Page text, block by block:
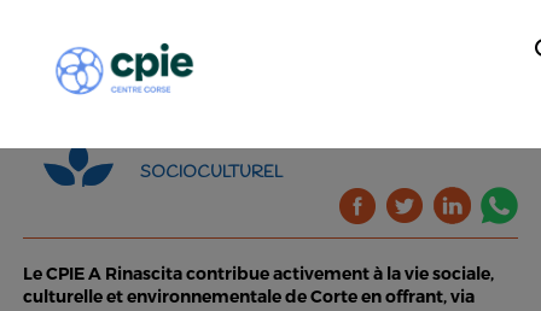
SOCIOCULTUREL
Le CPIE A Rinascita contribue activement à la vie sociale,
culturelle et environnementale de Corte en offrant, via